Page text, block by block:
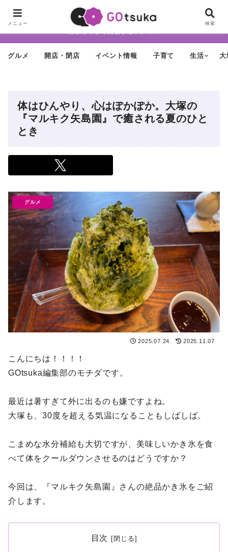
ちょっと怪しげだけど最近どんどん進化する街「大塚」の魅力を面白く・
グルメ 開店・閉店 イベント情報 子育て 生活 大
体はひんやり、心はぽかぽか。大塚の
『マルキク矢島園』で癒される夏のひと
とき
グルメ
2025.07.24 2025.11.07
こんにちは！！！！
GOtsuka編集部のモチダです。
最近は暑すぎて外に出るのも嫌ですよね。
大塚も、30度を超える気温になることもしばしば。
こまめな水分補給も大切ですが、美味しいかき氷を食
べて体をクールダウンさせるのはどうですか？
今回は、『マルキク矢島園』さんの絶品かき氷をご紹
介します。
目次
メニュー 検索